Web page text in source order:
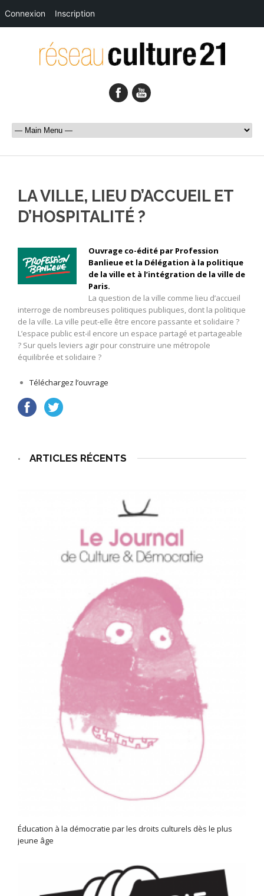
LA VILLE, LIEU D’ACCUEIL ET
D’HOSPITALITÉ ?
Ouvrage co-édité par Profession
Banlieue et la Délégation à la politique
de la ville et à l’intégration de la ville de
Paris.
La question de la ville comme lieu d’accueil
interroge de nombreuses politiques publiques, dont la politique
de la ville. La ville peut-elle être encore passante et solidaire ?
L’espace public est-il encore un espace partagé et partageable
? Sur quels leviers agir pour construire une métropole
équilibrée et solidaire ?
Téléchargez l’ouvrage
• ARTICLES RÉCENTS
Éducation à la démocratie par les droits culturels dès le plus
jeune âge
Connexion Inscription